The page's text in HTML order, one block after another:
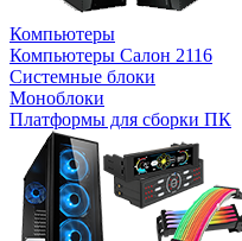
Компьютеры
Компьютеры Салон 2116
Системные блоки
Моноблоки
Платформы для сборки ПК